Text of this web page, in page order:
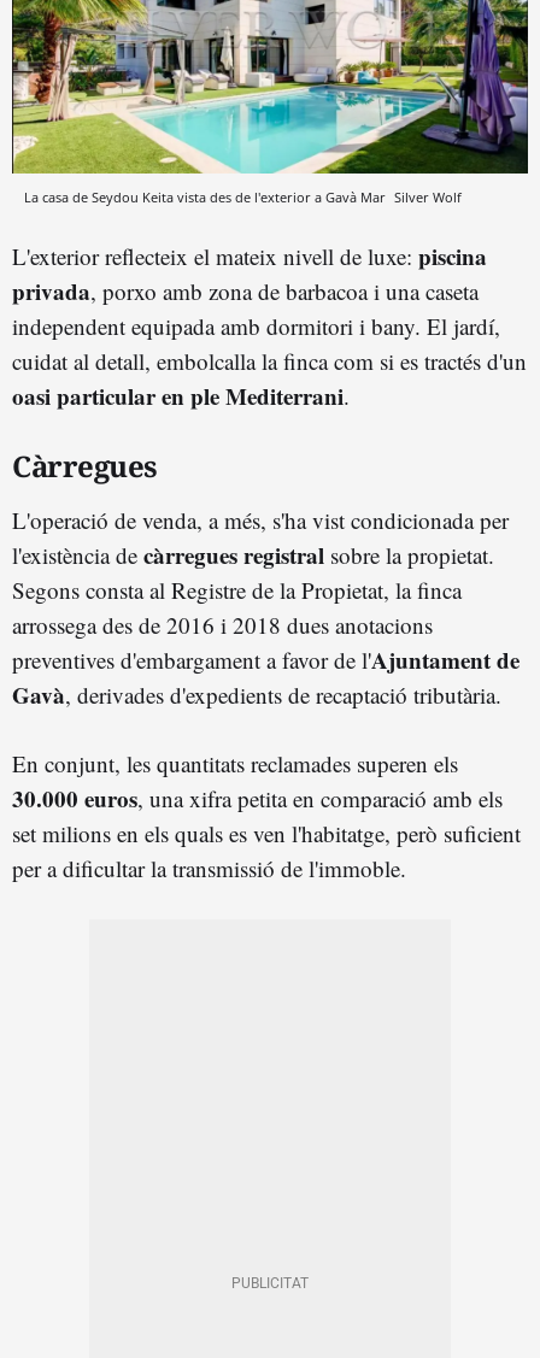
La casa de Seydou Keita vista des de l'exterior a Gavà Mar Silver Wolf
L'exterior reflecteix el mateix nivell de luxe: piscina
privada, porxo amb zona de barbacoa i una caseta
independent equipada amb dormitori i bany. El jardí,
cuidat al detall, embolcalla la finca com si es tractés d'un
oasi particular en pleMediterrani.
Càrregues
L'operació de venda, a més, s'ha vist condicionada per
l'existència de càrregues registral sobre la propietat.
Segons consta al Registre de la Propietat, la finca
arrossega des de 2016 i 2018 dues anotacions
preventives d'embargament a favor de l'Ajuntament de
Gavà, derivades d'expedients de recaptació tributària.
En conjunt, les quantitats reclamades superen els
30.000 euros, una xifra petita en comparació amb els
set milions en els quals es ven l'habitatge, però suficient
per a dificultar la transmissió de l'immoble.